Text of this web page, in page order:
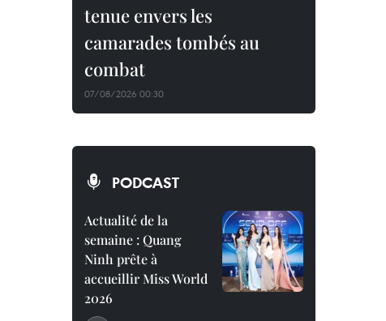
tenue envers les
camarades tombés au
combat
07/08/2026 00:30
PODCAST
Actualité de la
semaine : Quang
Ninh prête à
accueillir Miss World
2026